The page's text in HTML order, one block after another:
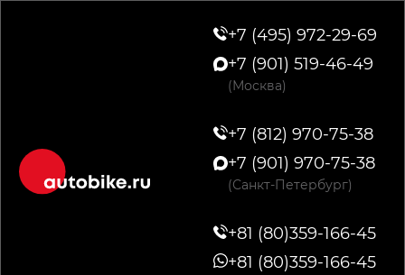
+7 (495) 972-29-69
+7 (901) 519-46-49
(Москва)
+7 (812) 970-75-38
+7 (901) 970-75-38
(Санкт-Петербург)
+81 (80)359-166-45
+81 (80)359-166-45